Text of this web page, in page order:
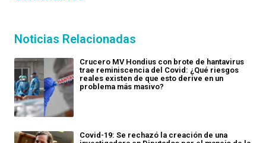
Noticias Relacionadas
Crucero MV Hondius con brote de hantavirus
trae reminiscencia del Covid: ¿Qué riesgos
reales existen de que esto derive en un
problema más masivo?
Covid-19: Se rechazó la creación de una